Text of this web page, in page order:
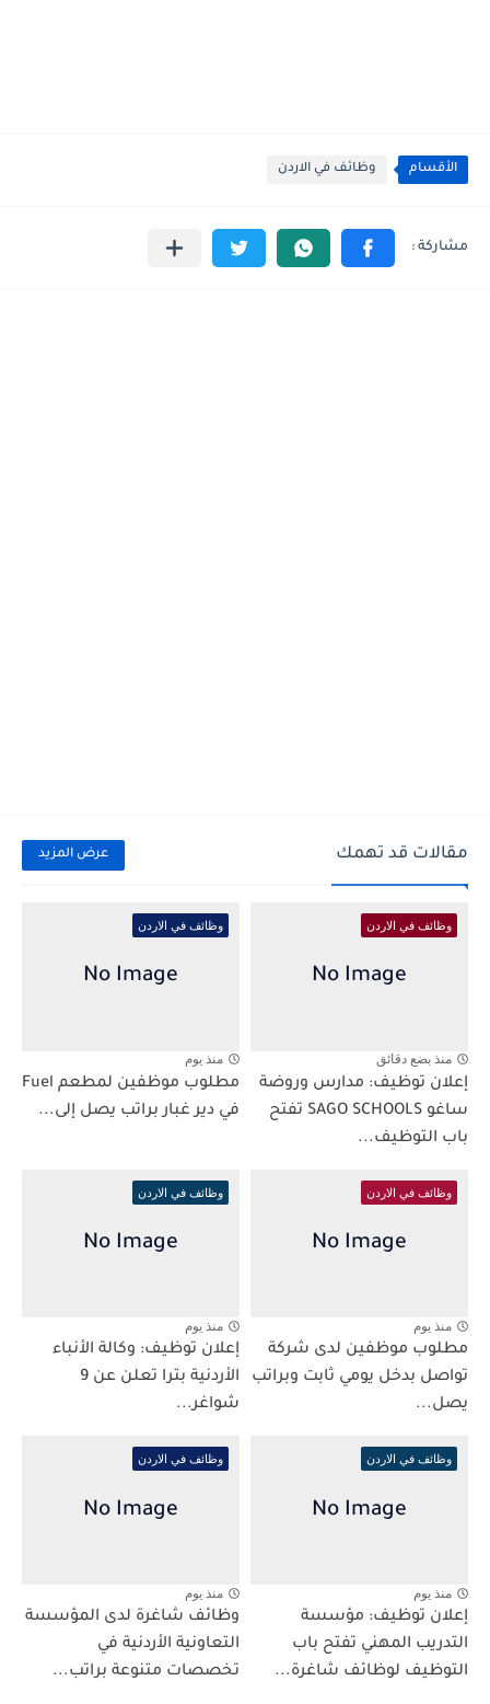
الأقسام وظائف في الاردن
مقالات قد تهمك عرض المزيد
وظائف في الاردن
منذ بضع دقائق
إعلان توظيف: مدارس وروضة
ساغو SAGO SCHOOLS تفتح
باب التوظيف...
وظائف في الاردن
منذ يوم
مطلوب موظفين لمطعم Fuel
في دير غبار براتب يصل إلى...
وظائف في الاردن
منذ يوم
مطلوب موظفين لدى شركة
تواصل بدخل يومي ثابت وبراتب
يصل...
وظائف في الاردن
منذ يوم
إعلان توظيف: وكالة الأنباء
الأردنية بترا تعلن عن 9
شواغر...
وظائف في الاردن
منذ يوم
إعلان توظيف: مؤسسة
التدريب المهني تفتح باب
التوظيف لوظائف شاغرة...
وظائف في الاردن
منذ يوم
وظائف شاغرة لدى المؤسسة
التعاونية الأردنية في
تخصصات متنوعة براتب...